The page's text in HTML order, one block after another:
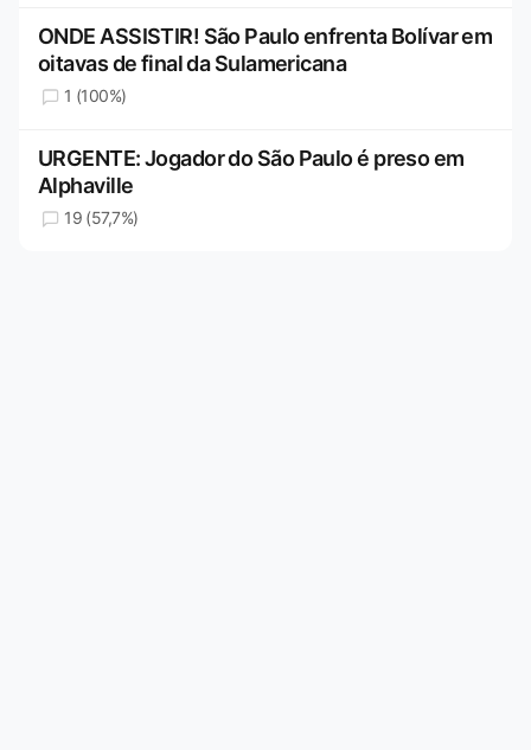
ONDE ASSISTIR! São Paulo enfrenta Bolívar em
oitavas de final da Sulamericana
1 (100%)
URGENTE: Jogador do São Paulo é preso em
Alphaville
19 (57,7%)